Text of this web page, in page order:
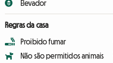
Elevador
Regras da casa
Proibido fumar
Não são permitidos animais